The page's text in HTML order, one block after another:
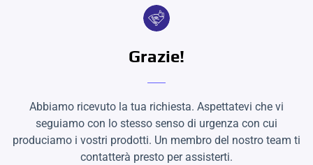
Grazie!
Abbiamo ricevuto la tua richiesta. Aspettatevi che vi
seguiamo con lo stesso senso di urgenza con cui
produciamo i vostri prodotti. Un membro del nostro team ti
contatterà presto per assisterti.